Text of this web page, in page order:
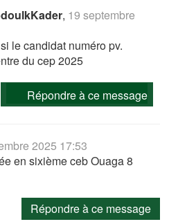
, 19 septembre
le candidat numéro pv.
du cep 2025
Répondre à ce message
2025 17:53
en sixième ceb Ouaga 8
Répondre à ce message